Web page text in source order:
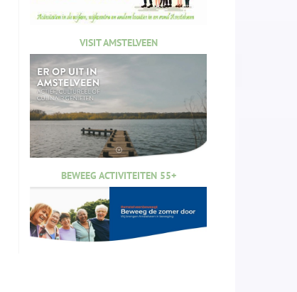
VISIT AMSTELVEEN
BEWEEG ACTIVITEITEN 55+